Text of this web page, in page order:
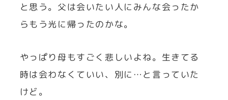
と思う。父は会いたい人にみんな会ったか
らもう光に帰ったのかな。
やっぱり母もすごく悲しいよね。生きてる
時は会わなくていい、別に…と言っていた
けど。